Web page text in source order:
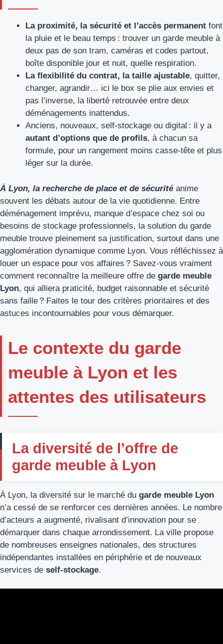
La proximité, la sécurité et l’accès permanent font
la pluie et le beau temps : trouver un garde meuble à
deux pas de son tram, caméras et codes partout,
boîte disponible jour et nuit, quelle respiration.
La flexibilité du contrat, la taille ajustable, quitter,
changer, agrandir… ici le box se plie aux envies et
pas l’inverse, la liberté retrouvée entre deux
déménagements inattendus.
Anciens, nouveaux, self-stockage ou digital : il y a
autant d’options que de profils, à chacun sa
formule, pour un rangement moins casse-tête et plus
léger sur la durée.
À Lyon, la recherche de place et de sécurité anime
souvent les débats autour de la vie quotidienne. Entre
déménagement imprévu, manque d’espace chez soi ou
besoins de stockage professionnels, la solution du garde
meuble trouve pleinement sa justification, surtout dans une
agglomération dynamique comme Lyon. Vous réfléchissez à
louer un espace pour vos affaires ? Savez-vous vraiment
comment reconnaître la meilleure offre de garde meuble
Lyon, qui alliera praticité, budget raisonnable et sécurité
sans faille ? Faites le tour des critères prioritaires et des
astuces incontournables pour vous démarquer.
Le contexte du garde
meuble à Lyon et les
attentes des utilisateurs
La diversité de l’offre de
garde meuble à Lyon
À Lyon, la diversité sur le marché du garde meuble Lyon
n’a cessé de se renforcer ces dernières années. Le nombre
d’acteurs a augmenté, rivalisant d’innovation pour se
démarquer dans chaque arrondissement. La ville propose
de nombreuses enseignes nationales, des structures
indépendantes installées en périphérie et de nouveaux
services de self-stockage.